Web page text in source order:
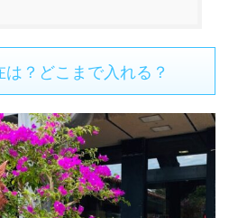
？どこまで入れる？